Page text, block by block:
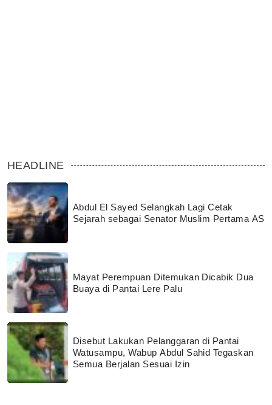
HEADLINE
Abdul El Sayed Selangkah Lagi Cetak
Sejarah sebagai Senator Muslim Pertama AS
Mayat Perempuan Ditemukan Dicabik Dua
Buaya di Pantai Lere Palu
Disebut Lakukan Pelanggaran di Pantai
Watusampu, Wabup Abdul Sahid Tegaskan
Semua Berjalan Sesuai Izin